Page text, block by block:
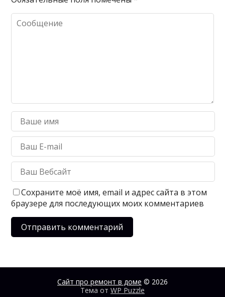
Сохраните моё имя, email и адрес сайта в этом
браузере для последующих моих комментариев
Сайт про ремонт в доме © 2026
Тема от WP Puzzle